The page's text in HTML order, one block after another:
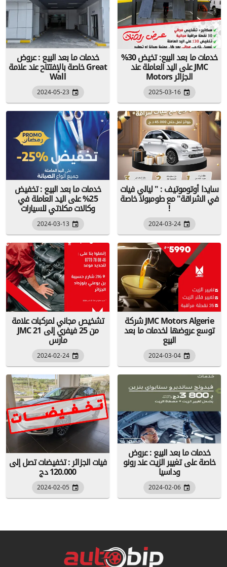
خدمات ما بعد البيع: تخيض 30%
على اليد العاملة عند JMC
Motors الجزائر
2025-03-16
خدمات ما بعد البيع : عروض
خاصة بالإفتتاح عند علامة Great
Wall
2024-05-23
سايدا أوتوموتيف : " ليالي فيات
في الشراقة" مع طومبولا خاصة
!
2024-03-24
خدمات ما بعد البيع : تخفيض
25% على اليد العاملة في
وكالات مكلاتي للسيارات
2024-03-13
شركة JMC Motors Algerie
توسع عروضها لخدمات ما بعد
البيع
2024-03-04
تشخيص مجاني لمركبات علامة
JMC من 25 فيفري إلى 21
مارس
2024-02-24
خدمات ما بعد البيع : عروض
خاصة على تغيير الزيت عند رونو
وداسيا
2024-02-06
فيات الجزائر : تخفيضات تصل إلى
120.000 دج
2024-02-05